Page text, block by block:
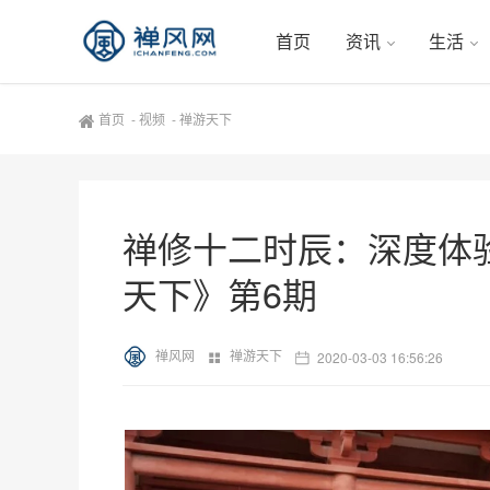
首页 资讯 生活
首页 -视频 -禅游天下
禅修十二时辰：深度
天下》第6期
禅风网 禅游天下 2020-03-03 16:56:26